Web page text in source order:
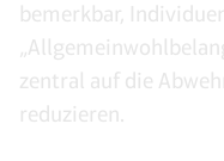
bemerkbar,
zentral auf die
reduzieren.